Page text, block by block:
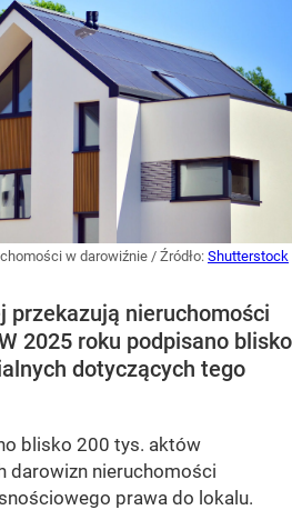
w darowiźnie / Źródło: Shutterstock
przekazują nieruchomości
2025 roku podpisano blisko
dotyczących tego
blisko 200 tys. aktów
darowizn nieruchomości
prawa do lokalu.